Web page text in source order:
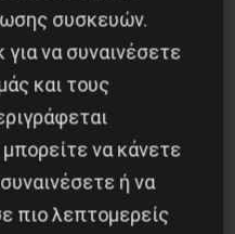
συσκευών.
να συναινέσετε
και τους
να κάνετε
ή να
πιο λεπτομερείς